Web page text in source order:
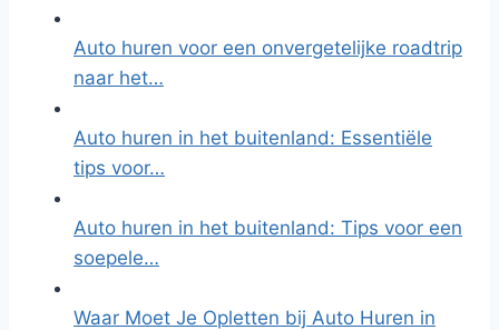
Auto huren voor een onvergetelijke roadtrip
naar het…
Auto huren in het buitenland: Essentiële
tips voor…
Auto huren in het buitenland: Tips voor een
soepele…
Waar Moet Je Opletten bij Auto Huren in